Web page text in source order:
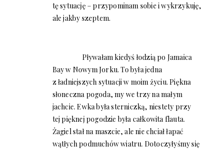
tę sytuację – przypominam sobie i wykrzykuję,
ale jakby szeptem.
Pływałam kiedyś łodzią po Jamaica
Bay w Nowym Jorku. To była jedna
z ładniejszych sytuacji w moim życiu. Piękna
słoneczna pogoda, my we trzy na małym
jachcie. Ewka była sterniczką, niestety przy
tej pięknej pogodzie była całkowita flauta.
Żagiel stał na maszcie, ale nie chciał łapać
wątłych podmuchów wiatru. Dotoczyłyśmy się